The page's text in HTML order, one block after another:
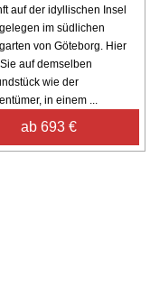
auf der idyllischen Insel
im südlichen
von Göteborg. Hier
auf demselben
wie der
in einem ...
ab 693 €